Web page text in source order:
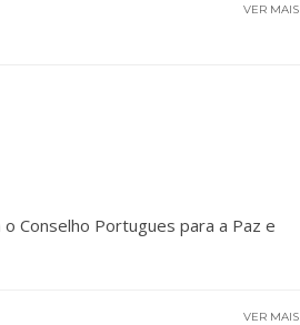
VER MAIS
Conselho Portugues para a Paz e
VER MAIS